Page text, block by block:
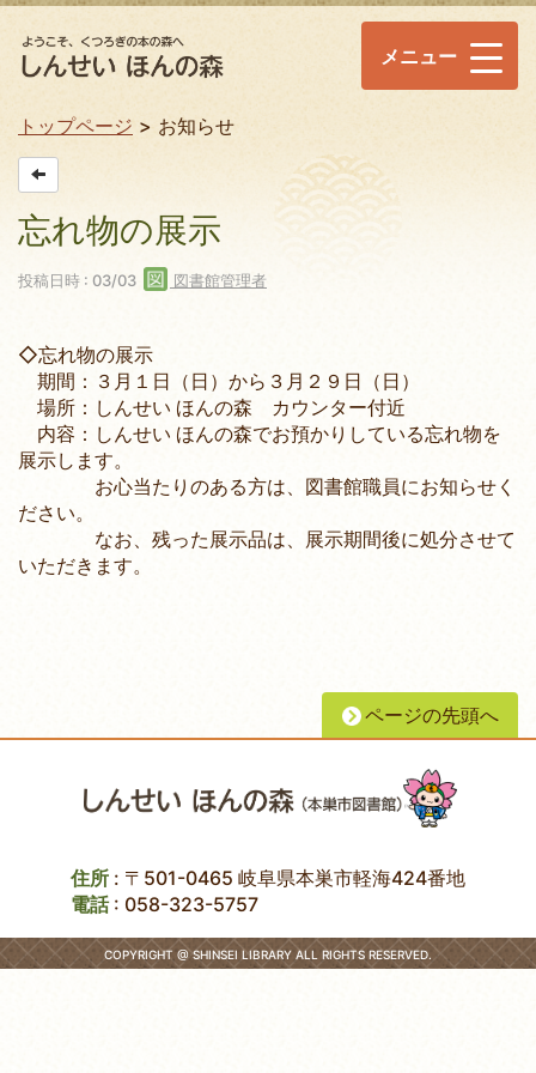
メニュー
トップページ お知らせ
忘れ物の展示
投稿日時 : 03/03 図書館管理者
◇忘れ物の展示
期間：３月１日（日）から３月２９日（日）
場所：しんせい ほんの森 カウンター付近
内容：しんせい ほんの森でお預かりしている忘れ物を
展示します。
お心当たりのある方は、図書館職員にお知らせく
ださい。
なお、残った展示品は、展示期間後に処分させて
いただきます。
ページの先頭へ
住所 : 〒501-0465 岐阜県本巣市軽海424番地
電話: 058-323-5757
COPYRIGHT @ SHINSEI LIBRARY ALL RIGHTS RESERVED.